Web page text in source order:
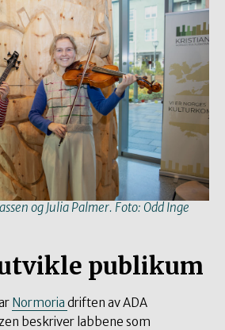
og Julia Palmer. Foto: Odd Inge
publikum
Normoria driften av ADA
beskriver labbene som